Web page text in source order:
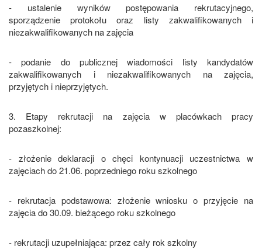
- ustalenie wyników postępowania rekrutacyjnego,
sporządzenie protokołu oraz listy zakwalifikowanych i
niezakwalifikowanych na zajęcia
- podanie do publicznej wiadomości listy kandydatów
zakwalifikowanych i niezakwalifikowanych na zajęcia,
przyjętych i nieprzyjętych.
3. Etapy rekrutacji na zajęcia w placówkach pracy
pozaszkolnej:
- złożenie deklaracji o chęci kontynuacji uczestnictwa w
zajęciach do 21.06. poprzedniego roku szkolnego
- rekrutacja podstawowa: złożenie wniosku o przyjęcie na
zajęcia do 30.09. bieżącego roku szkolnego
- rekrutacji uzupełniająca: przez cały rok szkolny